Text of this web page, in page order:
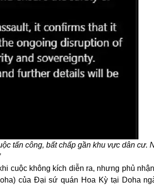
tấn công, bất chấp gần khu vực dân cư.
cuộc không kích diễn ra, nhưng phủ
của Đại sứ quán Hoa Kỳ tại Doha